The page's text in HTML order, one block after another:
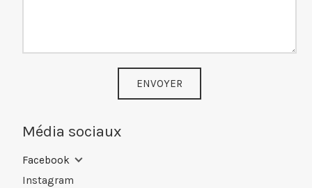
ENVOYER
Média sociaux
Facebook
Instagram